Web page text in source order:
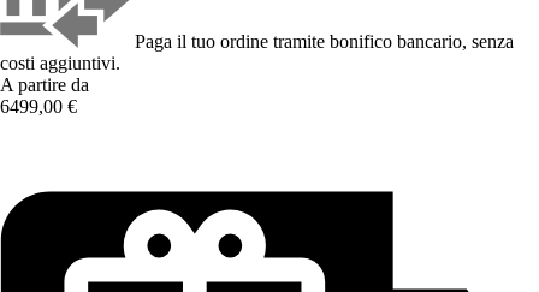
Paga il tuo ordine tramite bonifico bancario, senza
costi aggiuntivi.
A partire da
6499,00 €